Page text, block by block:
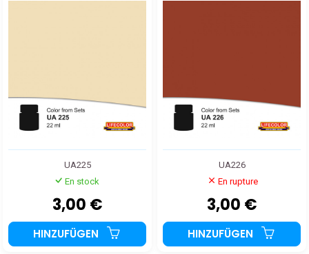
UA225
En stock
3,00 €
HINZUFÜGEN
UA226
En rupture
3,00 €
HINZUFÜGEN